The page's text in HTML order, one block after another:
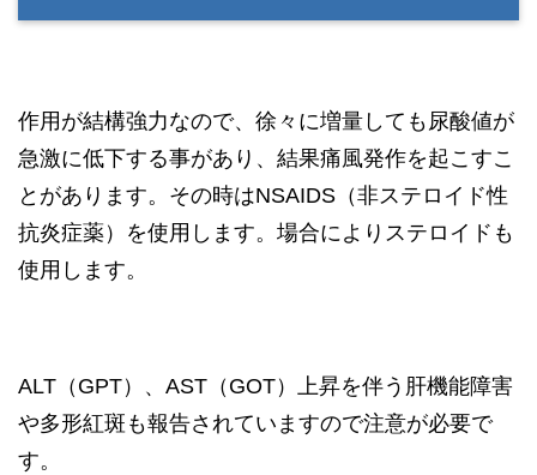
作用が結構強力なので、徐々に増量しても尿酸値が
急激に低下する事があり、結果痛風発作を起こすこ
とがあります。その時はNSAIDS（非ステロイド性
抗炎症薬）を使用します。場合によりステロイドも
使用します。
ALT（GPT）、AST（GOT）上昇を伴う肝機能障害
や多形紅斑も報告されていますので注意が必要で
す。